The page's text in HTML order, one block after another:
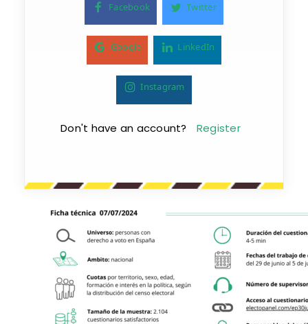
Facebook Twitter
Google LinkedIn
Instagram
Don't have an account? Register